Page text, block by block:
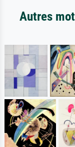
Autres